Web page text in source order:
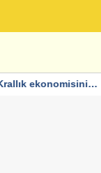
ekonomisinin